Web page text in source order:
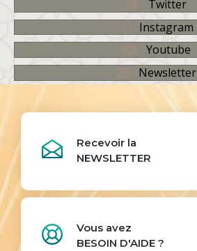
Twitter
Instagram
Youtube
Newsletter
Recevoir la
NEWSLETTER
Vous avez
BESOIN D'AIDE ?